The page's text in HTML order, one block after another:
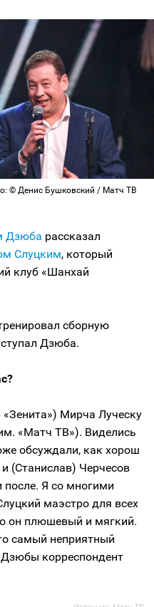
© Денис Бушковский / Матч ТВ
Дзюба рассказал
Слуцким, который
клуб «Шанхай
сборную
Дзюба.
Мирча Луческу
«Матч ТВ»). Виделись
обсуждали, как хорош
(Станислав) Черчесов
Я со многими
маэстро для всех
он плюшевый и мягкий.
самый неприятный
корреспондент